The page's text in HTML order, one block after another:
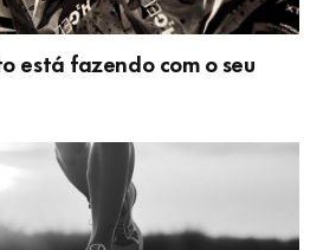
está fazendo com o seu